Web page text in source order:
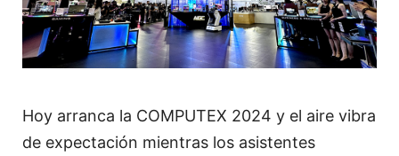
Hoy arranca la COMPUTEX 2024 y el aire vibra
de expectación mientras los asistentes